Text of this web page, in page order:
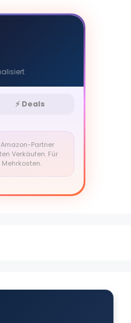
🛒
⚡ Deals
Partner
Verkäufen. Für